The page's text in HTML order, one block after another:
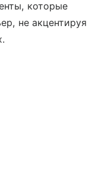
которые
не акцентируя